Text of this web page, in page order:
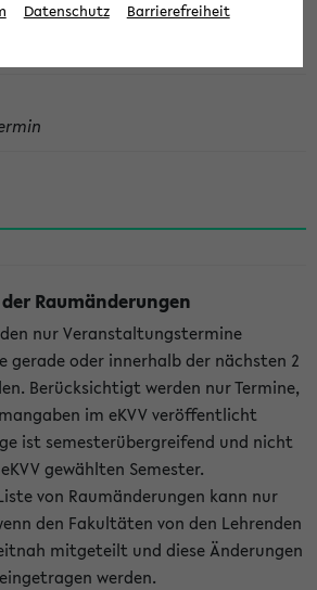
nicht. Wie mache ich es besser?
Raumänderungen
nur Veranstaltungstermine
gerade oder innerhalb der nächsten 2
Berücksichtigt werden nur Termine,
im eKVV veröffentlicht
ist semesterübergreifend und nicht
gewählten Semester.
von Raumänderungen kann nur
den Fakultäten von den Lehrenden
mitgeteilt und diese Änderungen
werden.
Datenschutz Barrierefreiheit